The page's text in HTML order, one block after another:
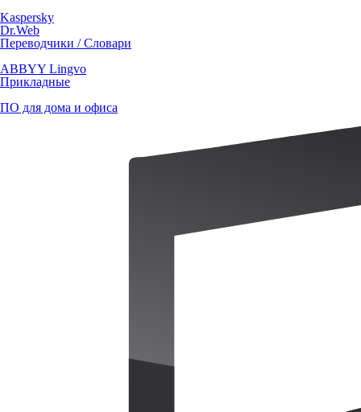
Kaspersky
Dr.Web
Переводчики / Словари
ABBYY Lingvo
Прикладные
ПО для дома и офиса